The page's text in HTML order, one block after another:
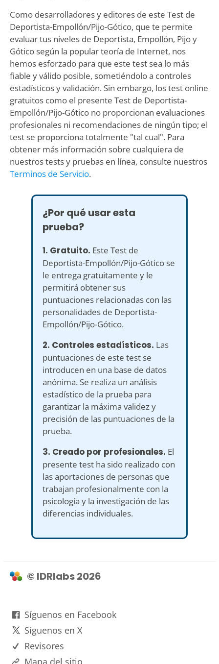
Como desarrolladores y editores de este Test de
Deportista-Empollón/Pijo-Gótico, que te permite
evaluar tus niveles de Deportista, Empollón, Pijo y
Gótico según la popular teoría de Internet, nos
hemos esforzado para que este test sea lo más
fiable y válido posible, sometiéndolo a controles
estadísticos y validación. Sin embargo, los test online
gratuitos como el presente Test de Deportista-
Empollón/Pijo-Gótico no proporcionan evaluaciones
profesionales ni recomendaciones de ningún tipo; el
test se proporciona totalmente "tal cual". Para
obtener más información sobre cualquiera de
nuestros tests y pruebas en línea, consulte nuestros
Terminos de Servicio.
¿Por qué usar esta
prueba?
1. Gratuito. Este Test de
Deportista-Empollón/Pijo-Gótico se
le entrega gratuitamente y le
permitirá obtener sus
puntuaciones relacionadas con las
personalidades de Deportista-
Empollón/Pijo-Gótico.
2. Controles estadísticos. Las
puntuaciones de este test se
introducen en una base de datos
anónima. Se realiza un análisis
estadístico de la prueba para
garantizar la máxima validez y
precisión de las puntuaciones de la
prueba.
3. Creado por profesionales. El
presente test ha sido realizado con
las aportaciones de personas que
trabajan profesionalmente con la
psicología y la investigación de las
diferencias individuales.
© IDRlabs 2026
Síguenos en Facebook
Síguenos en X
Revisores
Mapa del sitio